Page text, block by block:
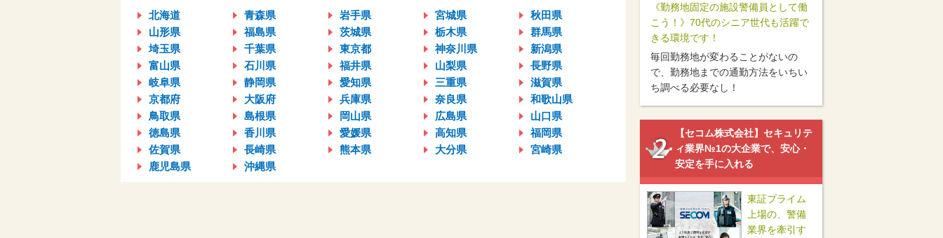
北海道 青森県 岩手県 宮城県
秋田県
山形県
福島県 茨城県 栃木県
群馬県
埼玉県
千葉県 東京都 神奈川県
新潟県
富山県
石川県 福井県 山梨県
長野県
岐阜県
静岡県 愛知県 三重県
滋賀県
京都府
大阪府 兵庫県 奈良県
和歌山県
鳥取県
島根県 岡山県 広島県
山口県
徳島県
香川県 愛媛県 高知県
福岡県
佐賀県
長崎県 熊本県 大分県
宮崎県
鹿児島県
沖縄県
《勤務地固定の施設警備員として働
こう！》70代のシニア世代も活躍で
きる環境です！
毎回勤務地が変わることがないの
で、勤務地までの通勤方法をいちい
ち調べる必要なし！
【セコム株式会社】セキュリテ
ィ業界№1の大企業で、安心・
安定を手に入れる
東証プライム
上場の、警備
業界を牽引す